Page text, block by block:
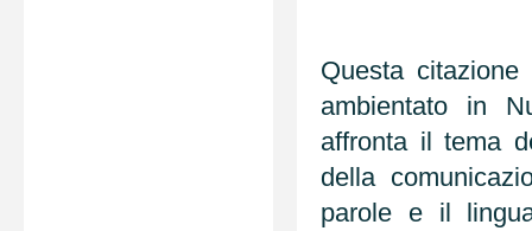
Questa
ambientato in
affronta il tema
della
parole e il